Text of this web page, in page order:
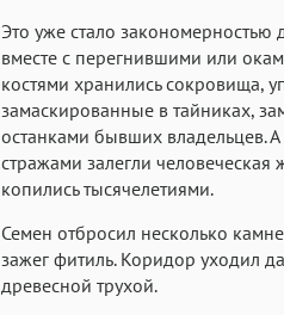
Это уже стало закономерностью
вместе с перегнившими или
костями хранились сокровища,
замаскированные в тайниках,
останками бывших владельцев.
стражами залегли человеческая
копились тысячелетиями.
Семен отбросил несколько
зажег фитиль. Коридор уходил
древесной трухой.